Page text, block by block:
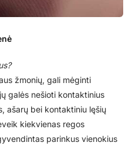
žmonių, gali mėginti
galės nešioti kontaktinius
ašarų bei kontaktiniu lęšių
kiekvienas regos
parinkus vienokius